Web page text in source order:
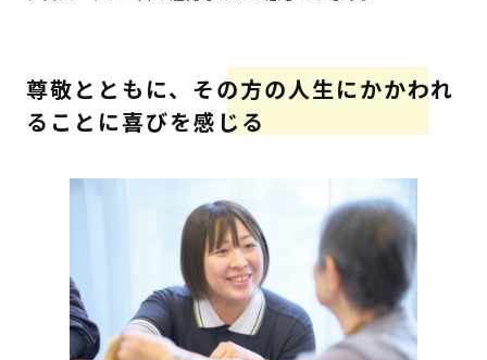
尊敬とともに、その方の人生にかかわれ
ることに喜びを感じる